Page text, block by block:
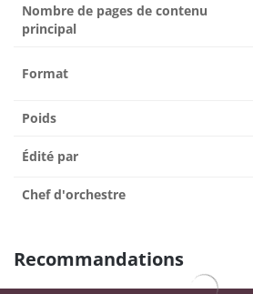
Nombre de pages de contenu
principal
Format
Poids
Édité par
Chef d'orchestre
Recommandations